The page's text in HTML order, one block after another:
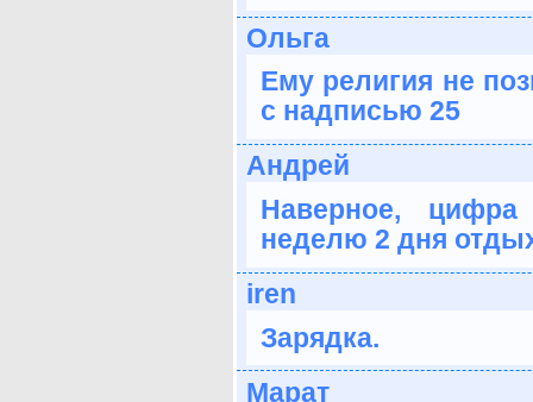
Ольга
Ему религия не
с надписью 25
Андрей
Наверное,
неделю 2 дня
iren
Зарядка.
Марат